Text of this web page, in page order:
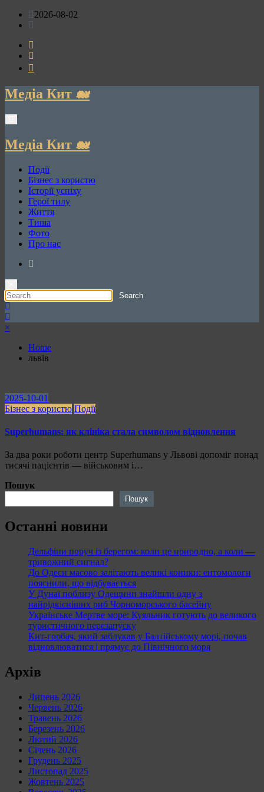
Перейти2026-08-02
Медіа Кит 🐋
Медіа Кит 🐋
Події
Бізнес з користю
Історії успіху
Герої тилу
Життя
Тиша
Фото
Про нас
×
Home
львів
2025-10-01
Бізнес з користю Події
Superhumans: як клініка стала символом відновлення
За два роки роботи центр Superhumans у Львові допоміг понад
тисячі пацієнтів — військовим і…
Пошук
Пошук
Останні новини
Дельфіни поруч із берегом: коли це природно, а коли —
тривожний сигнал?
До Одеси масово залітають великі коники: ентомологи
пояснили, що відбувається
У Дунаї поблизу Одещини знайшли одну з
найрідкісніших риб Чорноморського басейну
Українське Мертве море: Куяльник готують до великого
туристичного перезапуску
Кит-горбач, який заблукав у Балтійському морі, почав
відновлюватися і прямує до Північного моря
Архів
Липень 2026
Червень 2026
Травень 2026
Березень 2026
Лютий 2026
Січень 2026
Грудень 2025
Листопад 2025
Жовтень 2025